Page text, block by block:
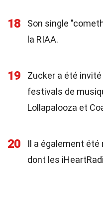
18
Son single
la RIAA.
19
Zucker a été
festivals de
Lollapalooza et
20
Il a également été
dont les